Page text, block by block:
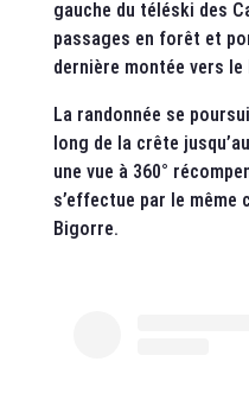
gauche du téléski des
passages en forêt et
dernière montée vers le
La randonnée se
long de la crête jusqu’au
une vue à 360°
s’effectue par le même
Bigorre.